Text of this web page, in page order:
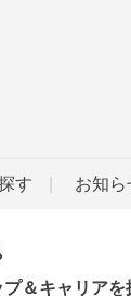
す お知ら
＆キャリアを